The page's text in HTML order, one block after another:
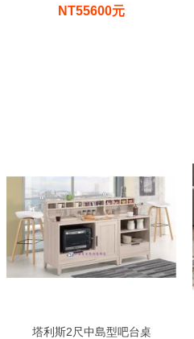
NT55600元
塔利斯2尺中島型吧台桌